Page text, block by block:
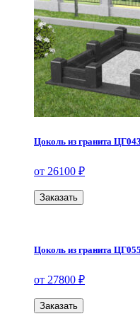
Цоколь из гранита ЦГ043
от 26100 ₽
Заказать
Цоколь из гранита ЦГ055
от 27800 ₽
Заказать